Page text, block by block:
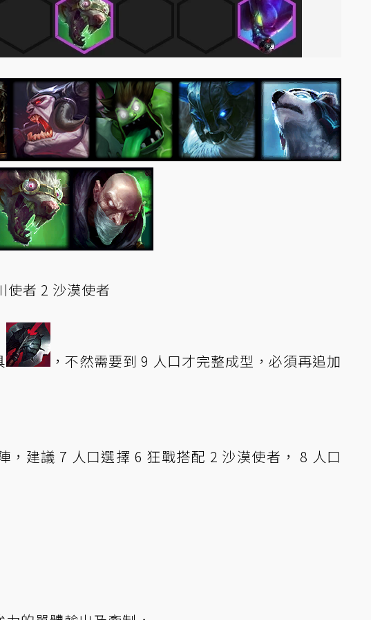
使者 2 沙漠使者
，不然需要到 9 人口才完整成型，必須再追加
，建議 7 人口選擇 6 狂戰搭配 2 沙漠使者， 8 人口